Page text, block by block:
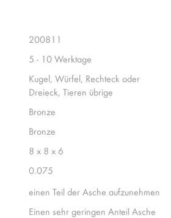
200811
5 - 10 Werktage
Kugel, Würfel, Rechteck oder
Dreieck, Tieren übrige
Bronze
Bronze
8 x 8 x 6
0.075
einen Teil der Asche aufzunehmen
Einen sehr geringen Anteil Asche